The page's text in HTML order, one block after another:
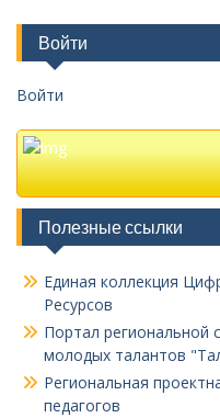
Войти
Войти
Полезные ссылки
Единая коллекция
Ресурсов
Портал региональной
молодых талантов
Региональная
педагогов